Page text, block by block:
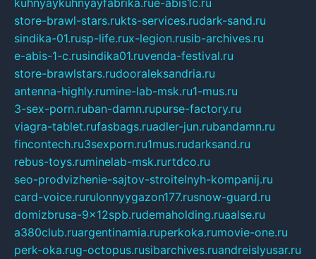
store-brawl-stars.rukts-services.rudark-sand.ru
sindika-01.rusp-life.rux-legion.rusib-archives.ru
e-abis-1-c.rusindika01.ruvenda-festival.ru
store-brawlstars.rudooraleksandria.ru
antenna-highly.rumine-lab-msk.ru1-mus.ru
3-sex-porn.ruban-damn.rupurse-factory.ru
viagra-tablet.rufasbags.ruadler-jun.rubandamn.ru
fincontech.ru3sexporn.ru1mus.rudarksand.ru
rebus-toys.ruminelab-msk.rurtdco.ru
seo-prodvizhenie-sajtov-stroitelnyh-kompanij.ru
card-voice.rurulonnyygazon177.rusnow-guard.ru
domizbrusa-9x12spb.rudemaholding.ruaalse.ru
a380club.ruargentinamia.ruperkoka.rumovie-one.ru
perk-oka.rug-octopus.rusibarchives.ruandreislyusar.ru